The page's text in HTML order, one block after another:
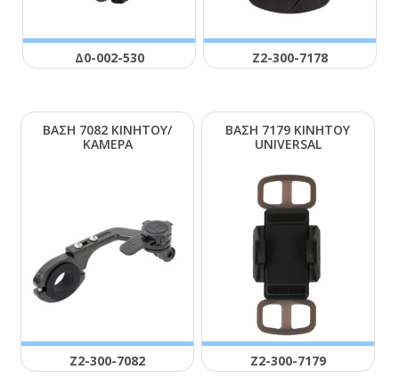
Δ0-002-530 Ζ2-300-7178
ΒΑΣΗ 7082 ΚΙΝΗΤΟΥ/
ΚΑΜΕΡΑ
Ζ2-300-7082
ΒΑΣΗ 7179 ΚΙΝΗΤΟΥ
UΝΙVΕRSΑL
Ζ2-300-7179